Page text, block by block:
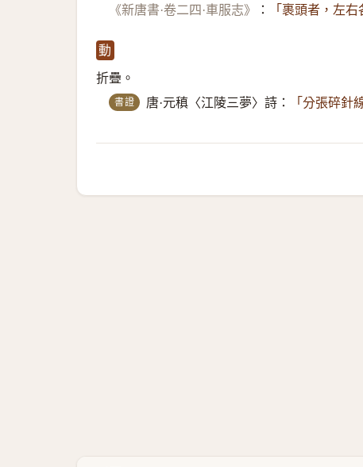
《新唐書·卷二四·車服志》
： 「裹頭者，左
動
折疊。
書證 唐·元稹〈江陵三夢〉詩： 「分張碎針